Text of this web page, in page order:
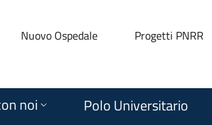
Nuovo Ospedale Progetti PNRR
noi Polo Universitario